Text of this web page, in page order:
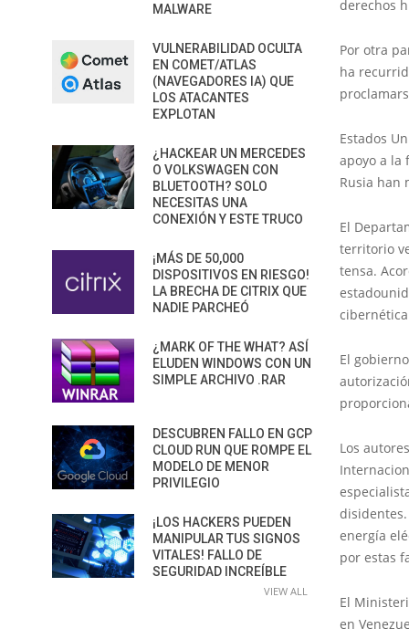
derechos
Por otra
ha
Estados
apoyo a la
Rusia han
El
territorio
tensa.
El
Los
energía
por estas
El
en
MALWARE
VULNERABILIDAD OCULTA
EN COMET/ATLAS
(NAVEGADORES IA) QUE
LOS ATACANTES
EXPLOTAN
¿HACKEAR UN MERCEDES
O VOLKSWAGEN CON
BLUETOOTH? SOLO
NECESITAS UNA
CONEXIÓN Y ESTE TRUCO
¡MÁS DE 50,000
DISPOSITIVOS EN RIESGO!
LA BRECHA DE CITRIX QUE
NADIE PARCHEÓ
¿MARK OF THE WHAT? ASÍ
ELUDEN WINDOWS CON UN
SIMPLE ARCHIVO .RAR
DESCUBREN FALLO EN GCP
CLOUD RUN QUE ROMPE EL
MODELO DE MENOR
PRIVILEGIO
¡LOS HACKERS PUEDEN
MANIPULAR TUS SIGNOS
VITALES! FALLO DE
SEGURIDAD INCREÍBLE
VIEW ALL